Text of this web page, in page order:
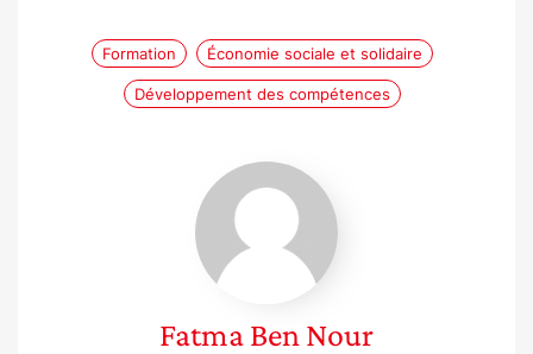
Formation Économie sociale et solidaire
Développement des compétences
Fatma
Ben
Nour
FatmaBen Nour